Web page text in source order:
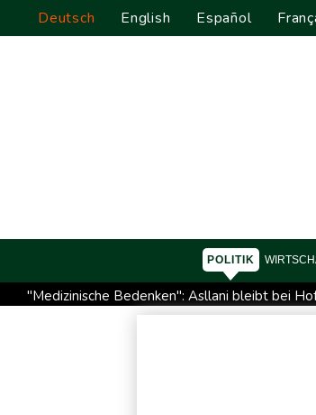
Deutsch English Español
POLITIK
"Medizinische Bedenken": Asllani bleibt bei